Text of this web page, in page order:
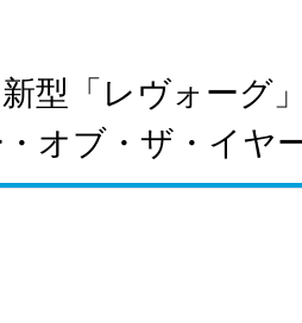
型「レヴォーグ
オブ・ザ・イヤ